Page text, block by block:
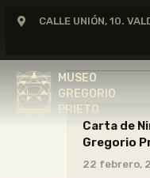
CALLE UNIÓN, 10.
MUSEO
GREGORIO
PRIETO
MUSEO
Carta de
Gregorio
22 febrero,